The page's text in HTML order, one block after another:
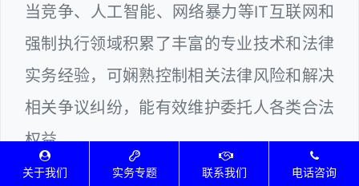
当竞争、人工智能、网络暴力等IT互联网和
强制执行领域积累了丰富的专业技术和法律
实务经验，可娴熟控制相关法律风险和解决
相关争议纠纷，能有效维护委托人各类合法
权益。
关于我们 实务专题 联系我们 电话咨询